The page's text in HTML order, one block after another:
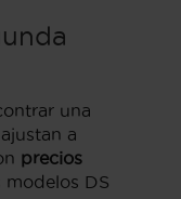
una
a
precios
modelos DS